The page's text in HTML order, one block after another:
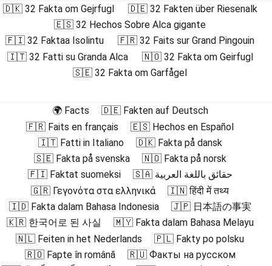
🇩🇰 32 Fakta om Gejrfugl
🇩🇪 32 Fakten über Riesenalk
🇪🇸 32 Hechos Sobre Alca gigante
🇫🇮 32 Faktaa Isolintu
🇫🇷 32 Faits sur Grand Pingouin
🇮🇹 32 Fatti su Granda Alca
🇳🇴 32 Fakta om Geirfugl
🇸🇪 32 Fakta om Garfågel
🌍 Facts
🇩🇪 Fakten auf Deutsch
🇫🇷 Faits en français
🇪🇸 Hechos en Español
🇮🇹 Fatti in Italiano
🇩🇰 Fakta på dansk
🇸🇪 Fakta på svenska
🇳🇴 Fakta på norsk
🇫🇮 Faktat suomeksi
🇸🇦 حقائق باللغة العربية
🇬🇷 Γεγονότα στα ελληνικά
🇮🇳 हिंदी में तथ्य
🇮🇩 Fakta dalam Bahasa Indonesia
🇯🇵 日本語の事実
🇰🇷 한국어로 된 사실
🇲🇾 Fakta dalam Bahasa Melayu
🇳🇱 Feiten in het Nederlands
🇵🇱 Fakty po polsku
🇷🇴 Fapte în română
🇷🇺 Факты на русском